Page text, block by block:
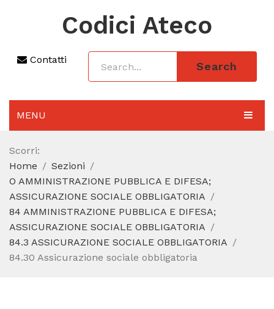
Codici Ateco
Contatti
Search
MENU
AGGIORNAMENTO 2025
SEZIONI
CODICE ATECO A COSA SERVE
CODICE FISCALE
Scorri:
Home
Sezioni
O AMMINISTRAZIONE PUBBLICA E DIFESA;
ASSICURAZIONE SOCIALE OBBLIGATORIA
84 AMMINISTRAZIONE PUBBLICA E DIFESA;
ASSICURAZIONE SOCIALE OBBLIGATORIA
84.3 ASSICURAZIONE SOCIALE OBBLIGATORIA
84.30 Assicurazione sociale obbligatoria